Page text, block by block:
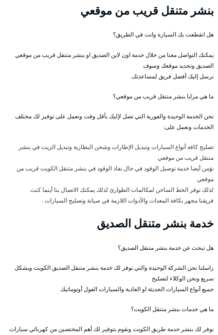
بنشر متنقل قريب من موقعي
هل انقطعت بك السيارة وانت في الطريق؟
يمكنك التواصل معنا من خلال خدمة اون لاين الصديق او بنشر متنقل قريب من موقعي
الصديق وتحديد موقعك وسوف
نرسل إليك أفضل فريق لمساعدتك.
ما هي مزايا بنشر متنقل قريب من موقعي؟
نحن الخدمة الوحيدة والفورية التي تصل لإليك بأقل وقت ونعمل على توفير لك مختلف
الخدمات ونعمل على:
تصليح كافة أنواع السيارات وتبديل الإطارات وشحن البطارية وتبديل الزيت في بنشر
متنقل قريب من موقعي
نؤمن أيضا خدمة توصيل الوقود في حال نفاذ الوقود في بنشر متنقل الكويت قريب من
موقعي
لذلك نوفر الخط الساخن لمكالمات الطوارئ لذلك يمكنك الاتصال بنا أينما كنت
فريقنا مجهز بكافة المعدات والأدوات اللازمة في صيانة وتصليح السيارات .
خدمة بنشر متنقل الصديق
هل تبحث عن خدمة بنشر متنقل الصديق؟
راسلنا نحن الشركة الوحيدة والتي توفر لك خدمة بنشر متنقل الصديق الكويت وبشكل
سريع ونحن الوكلاء لتصليح
جميع أنواع السيارات الحديثة او العادية والسيارات الفول أوتوماتيك
ما هي خدمات بنشر متنقل الكويت؟
نوفر لك بنشر خدمة طريق الكويت ونقوم بتوفير لك أهم المختصين من كهربائي سيارات